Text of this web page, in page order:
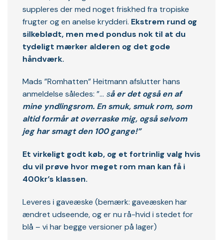
suppleres der med noget friskhed fra tropiske
frugter og en anelse krydderi. Ekstrem rund og
silkeblødt, men med pondus nok til at du
tydeligt mærker alderen og det gode
håndværk.
Mads ”Romhatten” Heitmann afslutter hans
anmeldelse således: ”… så er det også en af
mine yndlingsrom. En smuk, smuk rom, som
altid formår at overraske mig, også selvom
jeg har smagt den 100 gange!”
Et virkeligt godt køb, og et fortrinlig valg hvis
du vil prøve hvor meget rom man kan få i
400kr’s klassen.
Leveres i gaveæske (bemærk: gaveæsken har
ændret udseende, og er nu rå-hvid i stedet for
blå – vi har begge versioner på lager)